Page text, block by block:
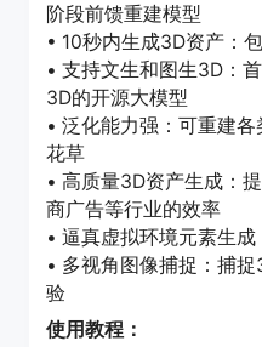
阶段前馈重建模型
• 10秒内生成3D资产：
• 支持文生和图生3D：
3D的开源大模型
• 泛化能力强：可重建
花草
• 高质量3D资产生成：
商广告等行业的效率
• 逼真虚拟环境元素生
• 多视角图像捕捉：捕
验
使用教程：